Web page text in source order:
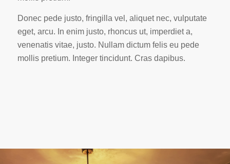
Donec pede justo, fringilla vel, aliquet nec, vulputate
eget, arcu. In enim justo, rhoncus ut, imperdiet a,
venenatis vitae, justo. Nullam dictum felis eu pede
mollis pretium. Integer tincidunt. Cras dapibus.